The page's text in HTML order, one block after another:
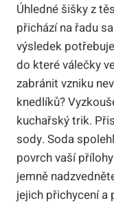
Úhledné šišky z
přichází na řadu
výsledek
do které válečky
zabránit vzniku
knedlíků?
kuchařský trik.
sody. Soda
povrch vaší
jemně
jejich přichycení a